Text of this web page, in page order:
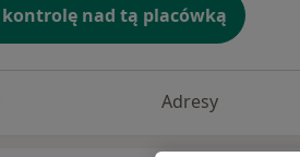
nad tą placówką
Adresy